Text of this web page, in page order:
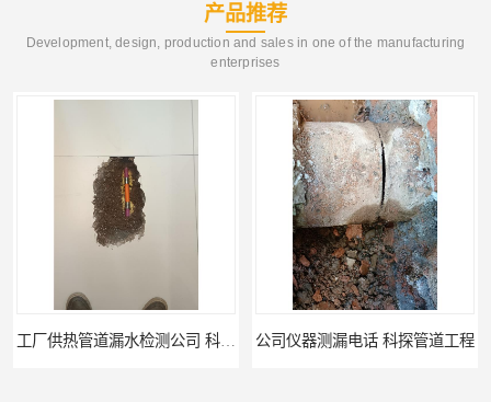
产品推荐
Development, design, production and sales in one of the manufacturing
enterprises
公司仪器测漏电话 科探管道工程 工厂管道工程 科探管道工程